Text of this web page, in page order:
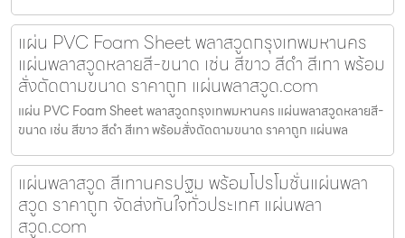
แผ่น PVC Foam Sheet พลาสวูดกรุงเทพมหานคร
แผ่นพลาสวูดหลายสี-ขนาด เช่น สีขาว สีดำ สีเทา พร้อม
สั่งตัดตามขนาด ราคาถูก แผ่นพลาสวูด.com
แผ่น PVC Foam Sheet พลาสวูดกรุงเทพมหานคร แผ่นพลาสวูดหลายสี-
ขนาด เช่น สีขาว สีดำ สีเทา พร้อมสั่งตัดตามขนาด ราคาถูก แผ่นพล
แผ่นพลาสวูด สีเทานครปฐม พร้อมโปรโมชั่นแผ่นพลา
สวูด ราคาถูก จัดส่งทันใจทั่วประเทศ แผ่นพลา
สวูด.com